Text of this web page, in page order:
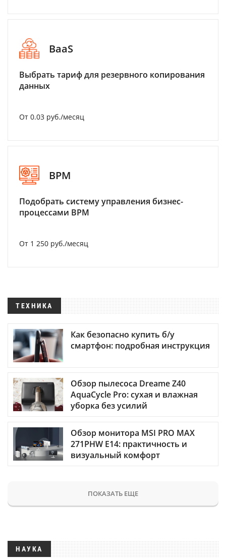
BaaS
Выбрать тариф для резервного копирования
данных
От 0.03 руб./месяц
BPM
Подобрать систему управления бизнес-
процессами BPM
От 1 250 руб./месяц
ТЕХНИКА
Как безопасно купить б/у
смартфон: подробная инструкция
Обзор пылесоса Dreame Z40
AquaCycle Pro: сухая и влажная
уборка без усилий
Обзор монитора MSI PRO MAX
271PHW E14: практичность и
визуальный комфорт
ПОКАЗАТЬ ЕЩЕ
НАУКА